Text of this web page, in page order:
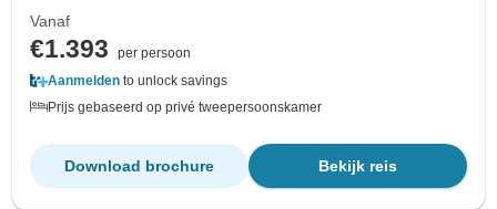
Vanaf
€1.393
per persoon
Aanmelden to unlock savings
Prijs gebaseerd op privé tweepersoonskamer
Bekijk reis
Download brochure